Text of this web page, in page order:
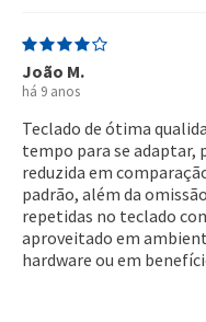
João M.
há 9 anos
Teclado de ótima
tempo para se adaptar,
reduzida em
padrão, além da
repetidas no teclado
aproveitado em
hardware ou em